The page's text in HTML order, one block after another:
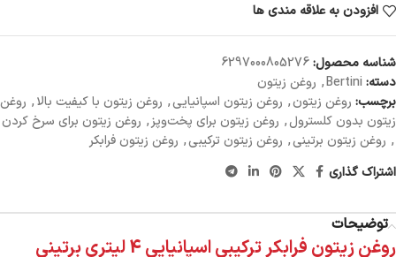
افزودن به علاقه مندی ها
شناسه محصول:6297000805276
دسته: Bertini
, روغن زیتون
برچسب: روغن زیتون, روغن زیتون اسپانیایی, روغن زیتون با کیفیت بالا, روغن
زیتون بدون کلسترول, روغن زیتون برای پخت‌وپز, روغن زیتون برای سرخ کردن
, روغن زیتون برتینی, روغن زیتون ترکیبی, روغن زیتون فرابکر
اشتراک گذاری
توضیحات
روغن زیتون فرابکر ترکیبی اسپانیایی 4 لیتری برتینی